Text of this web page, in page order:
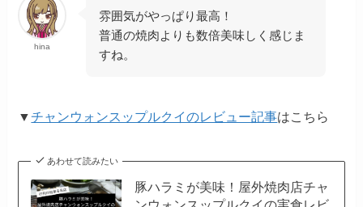
hina
雰囲気がやっぱり最高！
普通の焼肉よりも数倍美味しく感じま
すね。
▼チャンウォンスップルクイのレビュー記事はこちら
あわせて読みたい
豚ハラミが美味！屋外焼肉店チャ